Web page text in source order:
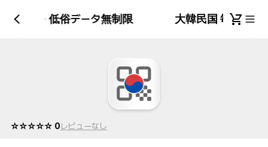
3GB + 低俗データ無制限 大韓民国 毎日
☆☆☆☆☆ 0レビューなし